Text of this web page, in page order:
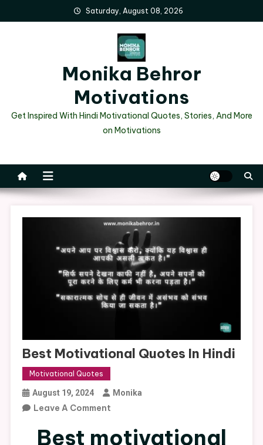
to
Saturday, August 08, 2026
Monika Behror
Motivations
Get Inspired With Hindi Motivational Quotes, Stories, And More
on Motivations
Best Motivational Quotes In Hindi
Motivational Quotes
August 19, 2024 Monika
Leave A CommentOn
Motivational
Best motivational